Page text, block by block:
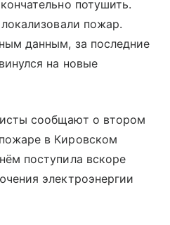
потушить.
пожар.
данным, за последние
на новые
сообщают о втором
в Кировском
поступила вскоре
электроэнергии